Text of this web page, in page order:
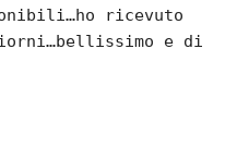
ricevuto
e di